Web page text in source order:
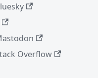
Overflow